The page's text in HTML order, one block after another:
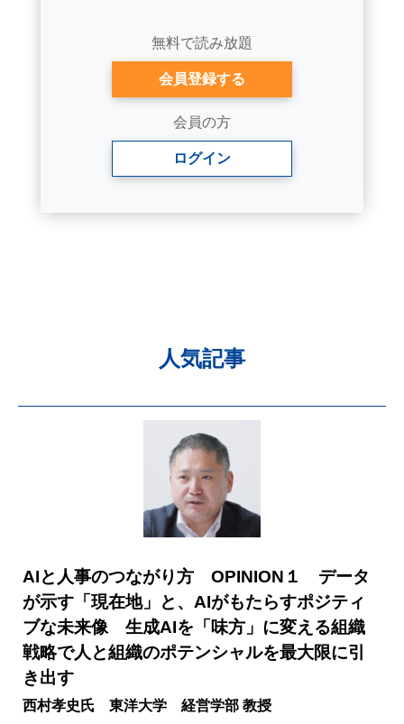
無料で読み放題
会員登録する
会員の方
ログイン
人気記事
AIと人事のつながり方 OPINION１ データ
が示す「現在地」と、AIがもたらすポジティ
ブな未来像 生成AIを「味方」に変える組織
戦略で人と組織のポテンシャルを最大限に引
き出す
西村孝史氏 東洋大学 経営学部 教授